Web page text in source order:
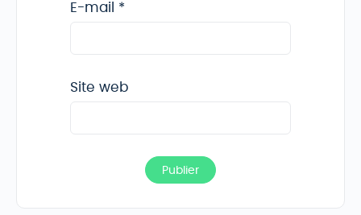
E-mail *
Site web